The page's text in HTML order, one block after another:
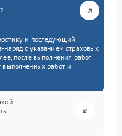
и последующий
наряд с указанием страховых
после выполнения работ
выполненных работ и